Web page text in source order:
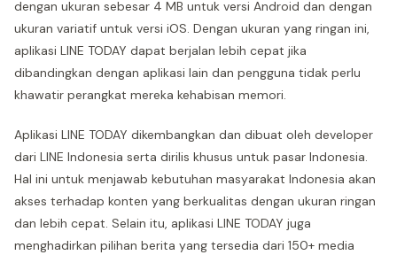
dengan ukuran sebesar 4 MB untuk versi Android dan dengan
ukuran variatif untuk versi iOS. Dengan ukuran yang ringan ini,
aplikasi LINE TODAY dapat berjalan lebih cepat jika
dibandingkan dengan aplikasi lain dan pengguna tidak perlu
khawatir perangkat mereka kehabisan memori.
Aplikasi LINE TODAY dikembangkan dan dibuat oleh developer
dari LINE Indonesia serta dirilis khusus untuk pasar Indonesia.
Hal ini untuk menjawab kebutuhan masyarakat Indonesia akan
akses terhadap konten yang berkualitas dengan ukuran ringan
dan lebih cepat. Selain itu, aplikasi LINE TODAY juga
menghadirkan pilihan berita yang tersedia dari 150+ media